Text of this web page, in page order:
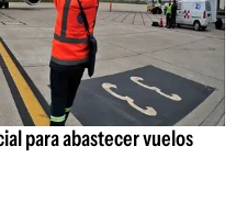
para abastecer vuelos